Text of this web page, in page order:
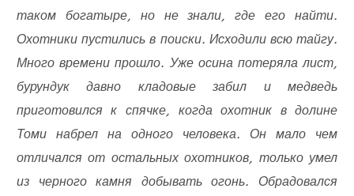
таком богатыре, но не знали, где его найти.
Охотники пустились в поиски. Исходили всю тайгу.
Много времени прошло. Уже осина потеряла лист,
бурундук давно кладовые забил и медведь
приготовился к спячке, когда охотник в долине
Томи набрел на одного человека. Он мало чем
отличался от остальных охотников, только умел
из черного камня добывать огонь. Обрадовался